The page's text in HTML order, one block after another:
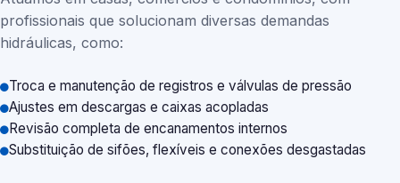
profissionais que solucionam diversas demandas
hidráulicas, como:
Troca e manutenção de registros e válvulas de pressão
Ajustes em descargas e caixas acopladas
Revisão completa de encanamentos internos
Substituição de sifões, flexíveis e conexões desgastadas